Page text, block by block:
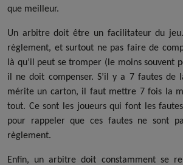
que meilleur.
Un arbitre doit être un facilitateur du
règlement, et surtout ne pas faire de
là qu’il peut se tromper (le moins souvent
il ne doit compenser. S’il y a 7 fautes de
mérite un carton, il faut mettre 7 fois la
tout. Ce sont les joueurs qui font les
pour rappeler que ces fautes ne sont
règlement.
Enfin, un arbitre doit constamment se